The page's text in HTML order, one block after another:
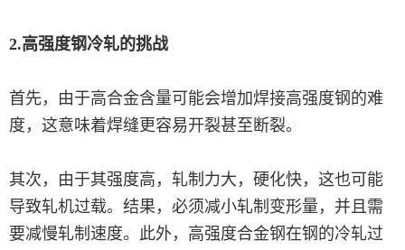
2.高强度钢冷轧的挑战
首先，由于高合金含量可能会增加焊接高强度钢的难
度，这意味着焊缝更容易开裂甚至断裂。
其次，由于其强度高，轧制力大，硬化快，这也可能
导致轧机过载。结果，必须减小轧制变形量，并且需
要减慢轧制速度。此外，高强度合金钢在钢的冷轧过